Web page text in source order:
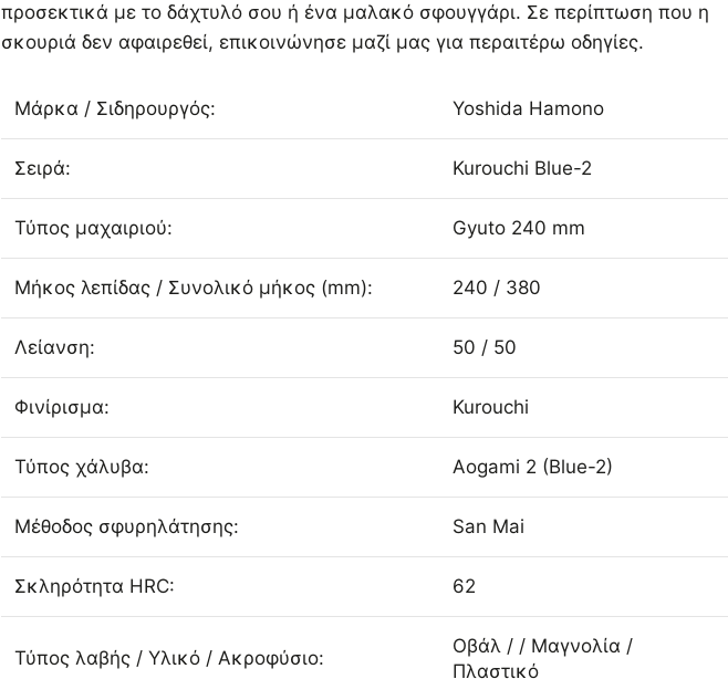
προσεκτικά με το δάχτυλό σου ή ένα μαλακό σφουγγάρι. Σε περίπτωση που η
σκουριά δεν αφαιρεθεί, επικοινώνησε μαζί μας για περαιτέρω οδηγίες.
Μάρκα / Σιδηρουργός: Yoshida Hamono
Σειρά: Kurouchi Blue-2
Τύπος μαχαιριού: Gyuto 240 mm
Μήκος λεπίδας / Συνολικό μήκος (mm): 240 / 380
Λείανση: 50 / 50
Φινίρισμα: Kurouchi
Τύπος χάλυβα: Aogami 2 (Blue-2)
Μέθοδος σφυρηλάτησης: San Mai
Σκληρότητα HRC: 62
Τύπος λαβής / Υλικό / Ακροφύσιο:
Οβάλ / / Μαγνολία /
Πλαστικό